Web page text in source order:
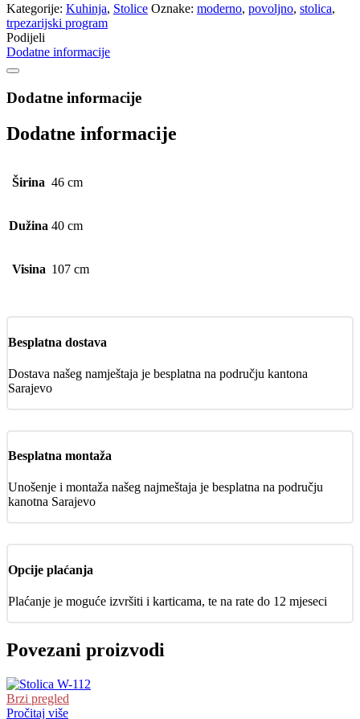
Kategorije: Kuhinja, Stolice Oznake: moderno, povoljno, stolica,
trpezarijski program
Podijeli
Dodatne informacije
Dodatne informacije
Dodatne informacije
Širina 46 cm
Dužina 40 cm
Visina 107 cm
Besplatna dostava
Dostava našeg namještaja je besplatna na području kantona
Sarajevo
Besplatna montaža
Unošenje i montaža našeg najmeštaja je besplatna na području
kanotna Sarajevo
Opcije plaćanja
Plaćanje je moguće izvršiti i karticama, te na rate do 12 mjeseci
Povezani proizvodi
Brzi pregled
Pročitaj više